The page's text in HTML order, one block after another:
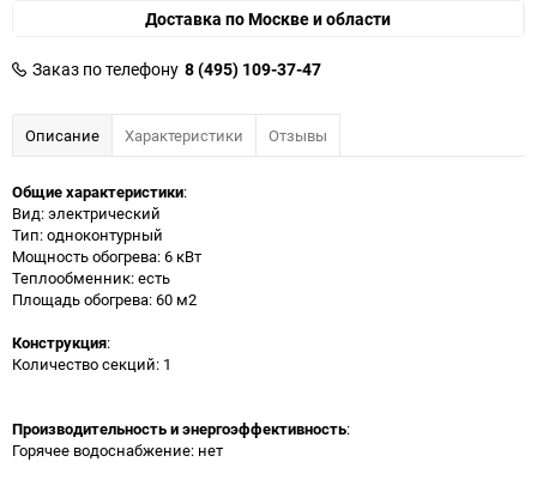
Доставка по Москве и области
Заказ по телефону 8 (495) 109-37-47
Описание Характеристики Отзывы
Общие характеристики:
Вид: электрический
Тип: одноконтурный
Мощность обогрева: 6 кВт
Теплообменник: есть
Площадь обогрева: 60 м2
Конструкция:
Количество секций: 1
Производительность и энергоэффективность:
Горячее водоснабжение: нет